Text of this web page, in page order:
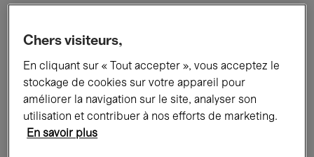
Tous les événements Concerts
Expositions Films Performances
Rencontres & Débats
Chers visiteurs,
En cliquant sur « Tout accepter », vous acceptez le
stockage de cookies sur votre appareil pour
améliorer la navigation sur le site, analyser son
utilisation et contribuer à nos efforts de marketing.
En savoir plus